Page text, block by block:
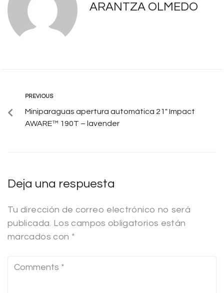
ARANTZA OLMEDO
PREVIOUS
Miniparaguas apertura automática 21″ Impact
AWARE™ 190T – lavender
Deja una respuesta
Tu dirección de correo electrónico no será
publicada. Los campos obligatorios están
marcados con *